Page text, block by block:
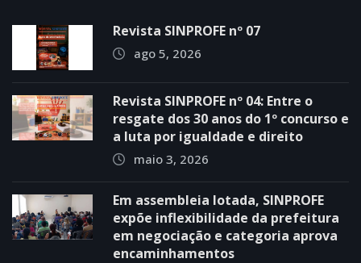
Revista SINPROFE nº 07
ago 5, 2026
Revista SINPROFE nº 04: Entre o
resgate dos 30 anos do 1º concurso e
a luta por igualdade e direito
maio 3, 2026
Em assembleia lotada, SINPROFE
expõe inflexibilidade da prefeitura
em negociação e categoria aprova
encaminhamentos